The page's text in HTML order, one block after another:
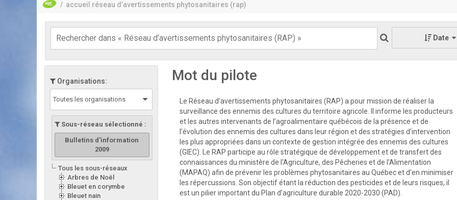
/ accueil réseau d’avertissements phytosanitaires (rap)
Date
Organisations:
Toutes les organisations
Sous-réseau sélectionné :
Bulletins d'information
2009
Tous les sous-réseaux
Arbres de Noël
Bleuet en corymbe
Bleuet nain
Mot du pilote
Le Réseau d’avertissements phytosanitaires (RAP) a pour mission de réaliser la
surveillance des ennemis des cultures du territoire agricole. Il informe les producteurs
et les autres intervenants de l’agroalimentaire québécois de la présence et de
l’évolution des ennemis des cultures dans leur région et des stratégies d’intervention
les plus appropriées dans un contexte de gestion intégrée des ennemis des cultures
(GIEC). Le RAP participe au rôle stratégique de développement et de transfert des
connaissances du ministère de l'Agriculture, des Pêcheries et de l'Alimentation
(MAPAQ) afin de prévenir les problèmes phytosanitaires au Québec et d’en minimiser
les répercussions. Son objectif étant la réduction des pesticides et de leurs risques, il
est un pilier important du Plan d’agriculture durable 2020-2030 (PAD).